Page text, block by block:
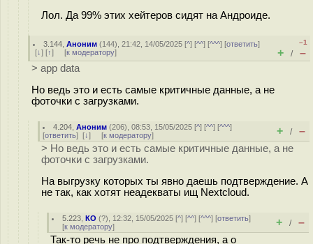
Лол. Да 99% этих хейтеров сидят на Андроиде.
3.144 ,Аноним (144), 21:42, 14/05/2025 [^] [^^] [^^^] [ответить]
[↓] [↑] [к модератору]
–1
+ / –
> app data
Но ведь это и есть самые критичные данные, а не
фоточки с загрузками.
4.204 ,Аноним (206), 08:53, 15/05/2025 [^] [^^] [^^^]
[ответить] [↓] [к модератору] + / –
> Но ведь это и есть самые критичные данные, а не
фоточки с загрузками.
На выгрузку которых ты явно даешь подтверждение. А
не так, как хотят неадекваты ищ Nextcloud.
5.223 ,КО (?), 12:32, 15/05/2025 [^] [^^] [^^^] [ответить]
[к модератору] + / –
Так-то речь не про подтверждения, а о